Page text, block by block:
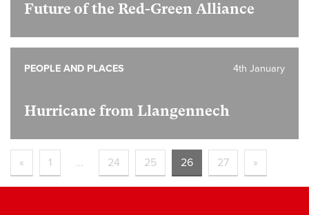
Future of the Red-Green Alliance
Hurricane from Llangennech
4th January
PEOPLE AND PLACES
« 1 … 24 25 26 27 »